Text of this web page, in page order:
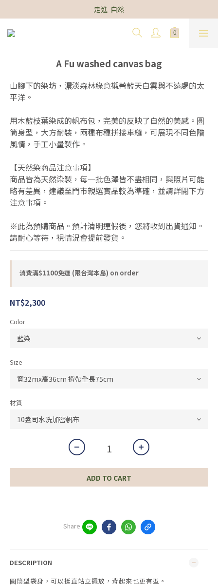
走進  自然
A Fu washed canvas bag
山腳下的染坊，濃淡森林綠意襯著藍天白雲與不遠處的太
平洋。
用木藍枝葉染成的帆布包，完美的反映了自然的美感。圓
筒身型，大方耐裝，兩種布種拼接車縫，可展現不同色階
風情，手工小量製作。
【天然染商品注意事項】
商品皆為天然染製，每一批色澤皆不盡相同，與照片可能
略有差異，建議至門市親選實品較為準確，並請詳閱下方
注意事項。
※此為預購商品。預計清明連假後，您將收到出貨通知。
請耐心等待，視情況會提前發貨。
消費滿$1100免運 (限台灣本島) on order
NT$2,300
Color
Size
材質
ADD TO CART
Share
DESCRIPTION
圓筒型袋身，可以挺直站立擺放，背起來也更有型。